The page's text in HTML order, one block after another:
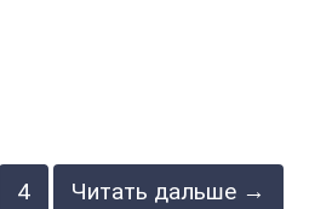
4 Читать дальше →